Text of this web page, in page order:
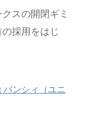
スの開閉ギミ
採用をはじ
バンシィ（ユニ